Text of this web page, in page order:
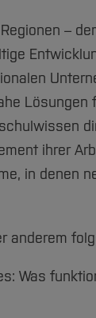
–
Lösungen
ihrer
in denen
anderem
Was